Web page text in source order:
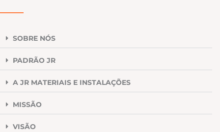
SOBRE NÓS
PADRÃO JR
A JR MATERIAIS E INSTALAÇÕES
MISSÃO
VISÃO